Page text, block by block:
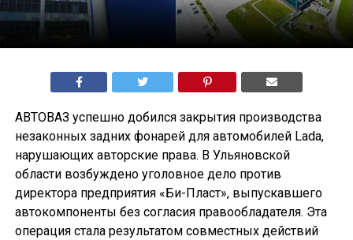
АВТОВАЗ успешно добился закрытия производства
незаконных задних фонарей для автомобилей Lada,
нарушающих авторские права. В Ульяновской
области возбуждено уголовное дело против
директора предприятия «Би-Пласт», выпускавшего
автокомпоненты без согласия правообладателя. Эта
операция стала результатом совместных действий